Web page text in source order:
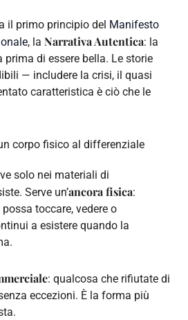
il primo principio del Manifesto
, la Narrativa Autentica: la
prima di essere bella. Le storie
— includere la crisi, il quasi
caratteristica è ciò che le
corpo fisico al differenziale
solo nei materiali di
Serve un’ancora fisica:
toccare, vedere o
a esistere quando la
: qualcosa che rifiutate di
eccezioni. È la forma più